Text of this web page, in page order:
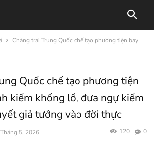
Chàng trai Trung Quốc chế tạo phương tiện bay
Quốc chế tạo phương tiện
kiếm khổng lồ, đưa ngự kiếm
giả tưởng vào đời thực
5, 2026 0
120